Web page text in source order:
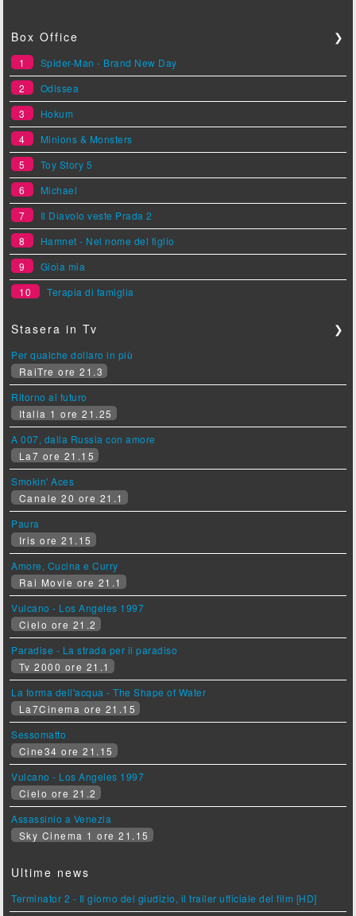
Box Office ❯
1
Spider-Man - Brand New Day
2
Odissea
3
Hokum
4
Minions & Monsters
5
Toy Story 5
6
Michael
7
Il Diavolo veste Prada 2
8
Hamnet - Nel nome del figlio
9
Gioia mia
10
Terapia di famiglia
Stasera in Tv ❯
Per qualche dollaro in più
RaiTre ore 21.3
Ritorno al futuro
Italia 1 ore 21.25
A 007, dalla Russia con amore
La7 ore 21.15
Smokin' Aces
Canale 20 ore 21.1
Paura
Iris ore 21.15
Amore, Cucina e Curry
Rai Movie ore 21.1
Vulcano - Los Angeles 1997
Cielo ore 21.2
Paradise - La strada per il paradiso
Tv 2000 ore 21.1
La forma dell'acqua - The Shape of Water
La7Cinema ore 21.15
Sessomatto
Cine34 ore 21.15
Vulcano - Los Angeles 1997
Cielo ore 21.2
Assassinio a Venezia
Sky Cinema 1 ore 21.15
Ultime news
Terminator 2 - Il giorno del giudizio, il trailer ufficiale del film [HD]